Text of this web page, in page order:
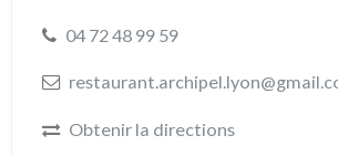
04 72 48 99 59
Obtenir la directions